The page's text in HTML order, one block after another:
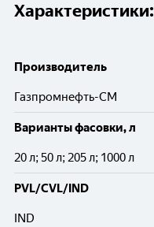
Характеристики:
Производитель
Газпромнефть-СМ
Варианты фасовки, л
20 л; 50 л; 205 л; 1000 л
PVL/CVL/IND
IND